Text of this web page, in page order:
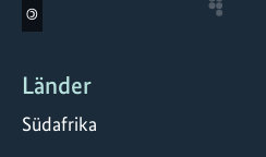
©
Länder
Südafrika